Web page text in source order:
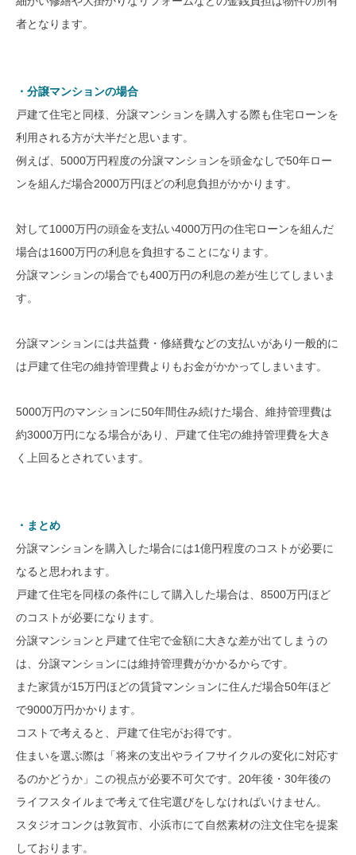
者となります。
・分譲マンションの場合
戸建て住宅と同様、分譲マンションを購入する際も住宅ローンを
利用される方が大半だと思います。
例えば、5000万円程度の分譲マンションを頭金なしで50年ロー
ンを組んだ場合2000万円ほどの利息負担がかかります。
対して1000万円の頭金を支払い4000万円の住宅ローンを組んだ
場合は1600万円の利息を負担することになります。
分譲マンションの場合でも400万円の利息の差が生じてしまいま
す。
分譲マンションには共益費・修繕費などの支払いがあり一般的に
は戸建て住宅の維持管理費よりもお金がかかってしまいます。
5000万円のマンションに50年間住み続けた場合、維持管理費は
約3000万円になる場合があり、戸建て住宅の維持管理費を大き
く上回るとされています。
・まとめ
分譲マンションを購入した場合には1億円程度のコストが必要に
なると思われます。
戸建て住宅を同様の条件にして購入した場合は、8500万円ほど
のコストが必要になります。
分譲マンションと戸建て住宅で金額に大きな差が出てしまうの
は、分譲マンションには維持管理費がかかるからです。
また家賃が15万円ほどの賃貸マンションに住んだ場合50年ほど
で9000万円かかります。
コストで考えると、戸建て住宅がお得です。
住まいを選ぶ際は「将来の支出やライフサイクルの変化に対応す
るのかどうか」この視点が必要不可欠です。20年後・30年後の
ライフスタイルまで考えて住宅選びをしなければいけません。
スタジオコンクは敦賀市、小浜市にて自然素材の注文住宅を提案
しております。